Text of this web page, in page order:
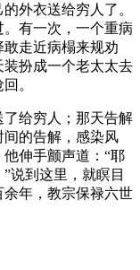
外衣送给穷人了。
有一次，一个重病
走近病榻来规劝
扮成一个老太太去
。
给穷人；那天告解
的告解，感染风
伸手颤声道：“耶
说到这里，就瞑目
余年，教宗保禄六世